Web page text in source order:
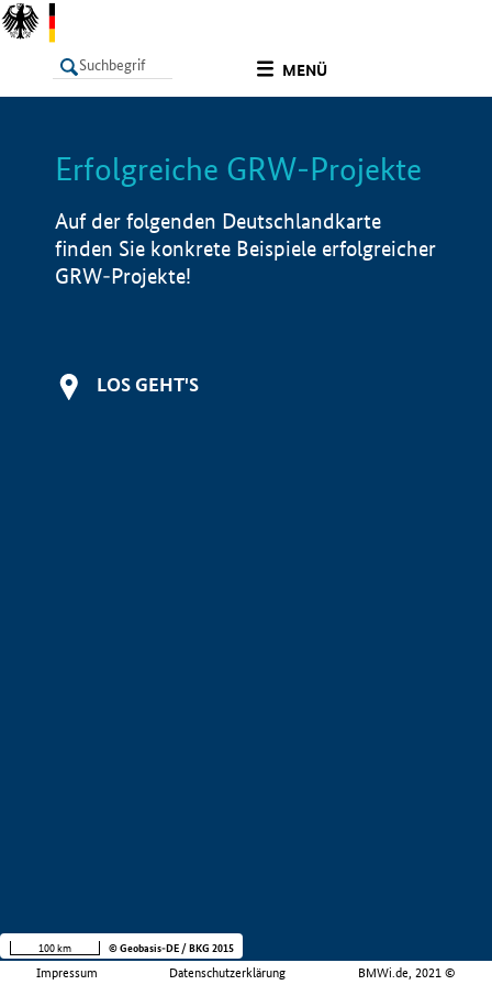
MENÜ
LISTE Info
Erfolgreiche GRW-Projekte
Auf der folgenden Deutschlandkarte
finden Sie konkrete Beispiele erfolgreicher
GRW-Projekte!
LOS GEHT'S
Impressum Datenschutzerklärung BMWi.de, 2021 ©
100 km © Geobasis-DE / BKG 2015